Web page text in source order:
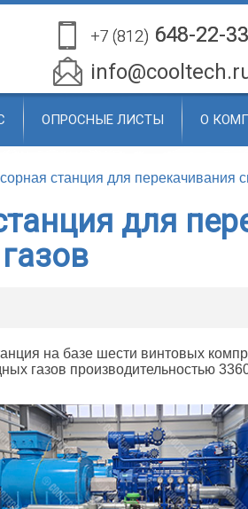
+7 (812) 648-22-33
+7 (812) 648-22-33
ОПРОСНЫЕ ЛИСТЫ О
станция для перекачивания
для
на базе шести винтовых
газов производительностью